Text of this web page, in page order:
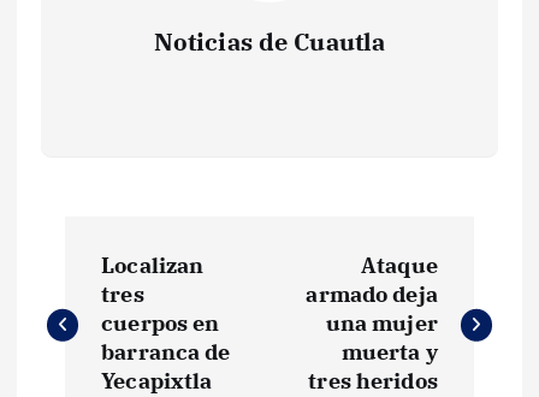
Noticias de Cuautla
a
Localizan
tres
cuerpos en
barranca de
Yecapixtla
Ataque
armado deja
una mujer
muerta y
tres heridos